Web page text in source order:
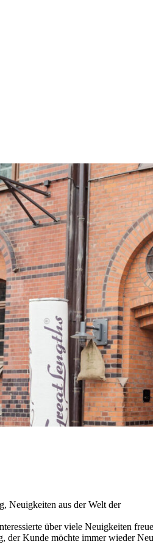
Neuigkeiten aus der Welt der
über viele Neuigkeiten
der Kunde möchte immer wieder